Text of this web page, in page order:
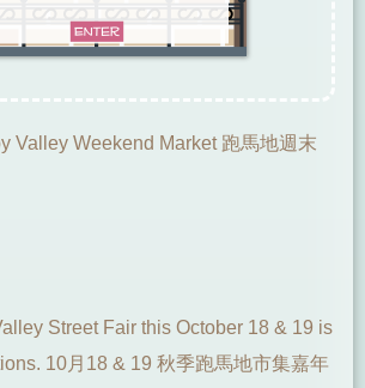
Valley Weekend Market 跑馬地週末
Street Fair this October 18 & 19 is
10月18 & 19 秋季跑馬地市集嘉年